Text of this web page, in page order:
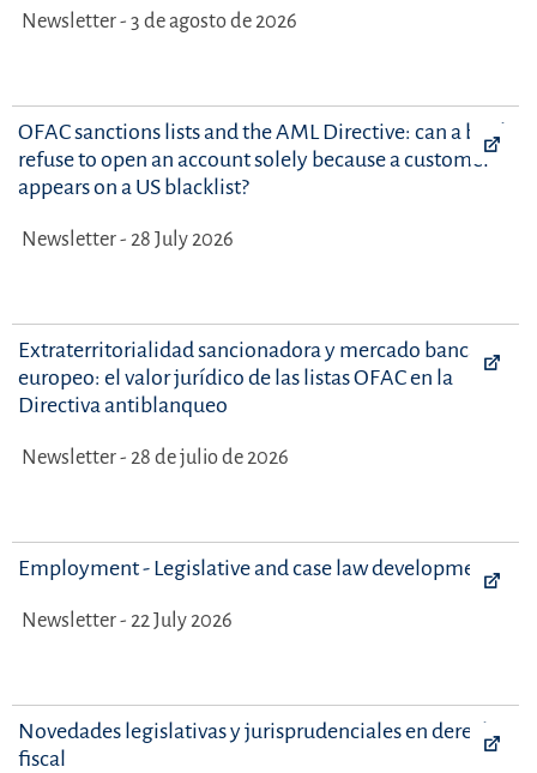
Newsletter - 3 de agosto de 2026
OFAC sanctions lists and the AML Directive: can a bank
refuse to open an account solely because a customer
appears on a US blacklist?
Newsletter - 28 July 2026
Extraterritorialidad sancionadora y mercado bancario
europeo: el valor jurídico de las listas OFAC en la
Directiva antiblanqueo
Newsletter - 28 de julio de 2026
Employment - Legislative and case law developments
Newsletter - 22 July 2026
Novedades legislativas y jurisprudenciales en derecho
fiscal